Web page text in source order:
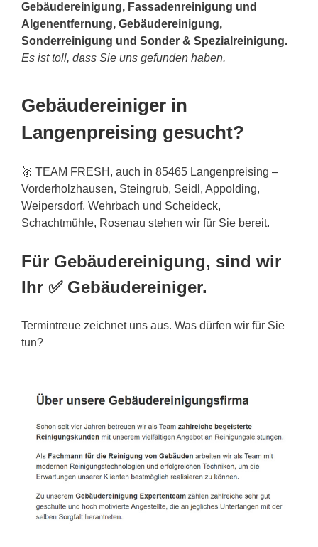
Gebäudereinigung, Fassadenreinigung und
Algenentfernung, Gebäudereinigung,
Sonderreinigung und Sonder & Spezialreinigung.
Es ist toll, dass Sie uns gefunden haben.
Gebäudereiniger in
Langenpreising gesucht?
🥇 TEAM FRESH, auch in 85465 Langenpreising –
Vorderholzhausen, Steingrub, Seidl, Appolding,
Weipersdorf, Wehrbach und Scheideck,
Schachtmühle, Rosenau stehen wir für Sie bereit.
Für Gebäudereinigung, sind wir
Ihr ✅ Gebäudereiniger.
Termintreue zeichnet uns aus. Was dürfen wir für Sie
tun?